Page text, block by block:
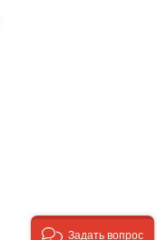
Задать вопрос